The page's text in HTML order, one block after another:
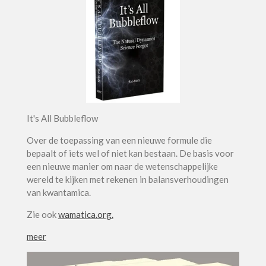
It's All Bubbleflow
Over de toepassing van een nieuwe formule die
bepaalt of iets wel of niet kan bestaan. De basis voor
een nieuwe manier om naar de wetenschappelijke
wereld te kijken met rekenen in balansverhoudingen
van kwantamica.
Zie ookwamatica.org.
meer